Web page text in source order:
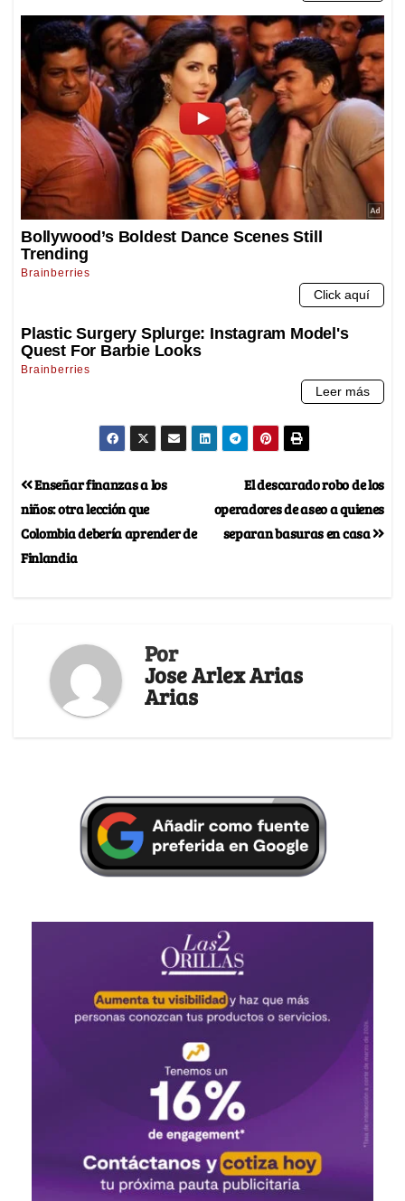
El descarado robo de los
operadores de aseo a quienes
separan basuras en casa
Enseñar finanzas a los
niños: otra lección que
Colombia debería aprender de
Finlandia
Por
Jose Arlex Arias
Arias